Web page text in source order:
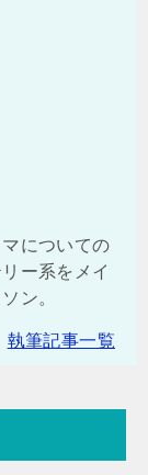
についての
ー系をメイ
ン。
執筆記事一覧